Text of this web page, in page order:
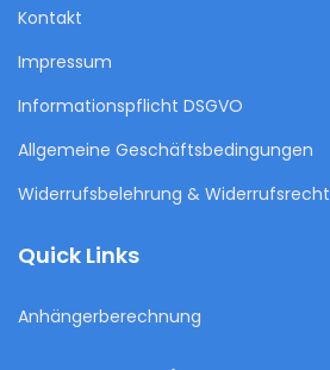
Kontakt
Impressum
Informationspflicht DSGVO
Allgemeine Geschäftsbedingungen
Widerrufsbelehrung & Widerrufsrecht
Quick Links
Anhängerberechnung